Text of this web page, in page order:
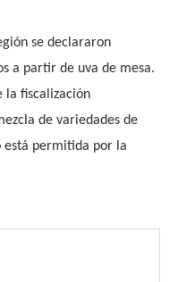
se declararon
a partir de uva de mesa.
la fiscalización
de variedades de
está permitida por la